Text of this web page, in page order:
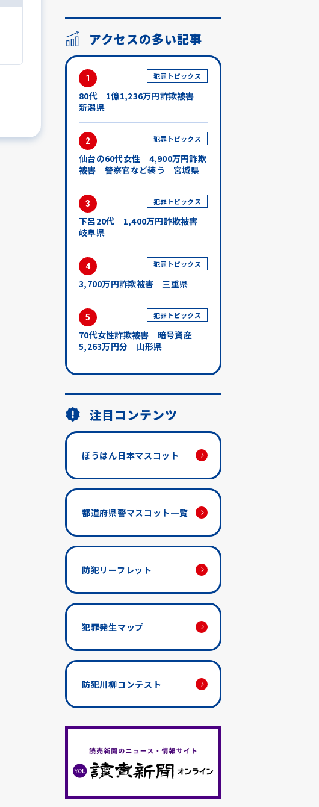
アクセスの多い記事
1 犯罪トピックス
80代 1億1,236万円詐欺被害
新潟県
2 犯罪トピックス
仙台の60代女性 4,900万円詐欺
被害 警察官など装う 宮城県
3 犯罪トピックス
下呂20代 1,400万円詐欺被害
岐阜県
4 犯罪トピックス
3,700万円詐欺被害 三重県
5 犯罪トピックス
70代女性詐欺被害 暗号資産
5,263万円分 山形県
注目コンテンツ
ぼうはん日本マスコット
都道府県警マスコット一覧
防犯リーフレット
犯罪発生マップ
防犯川柳コンテスト